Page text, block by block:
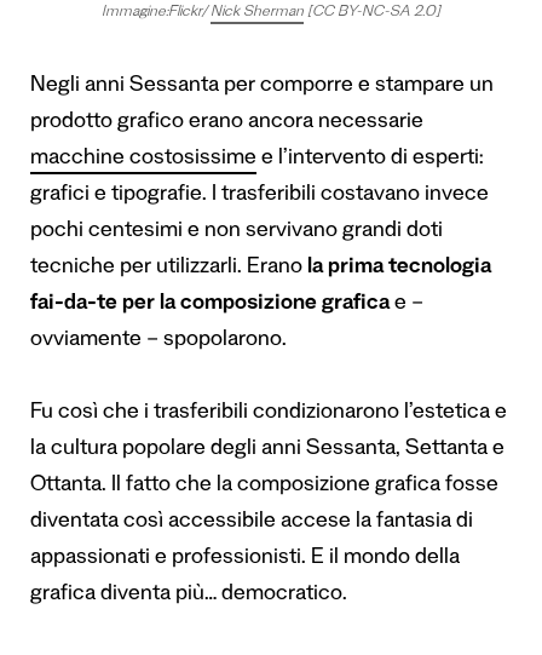
Immagine:Flickr/ Nick Sherman [CC BY-NC-SA 2.0]
Negli anni Sessanta per comporre e stampare un
prodotto grafico erano ancora necessarie
macchine costosissime e l’intervento di esperti:
grafici e tipografie. I trasferibili costavano invece
pochi centesimi e non servivano grandi doti
tecniche per utilizzarli. Erano la prima tecnologia
fai-da-te per la composizione graficae –
ovviamente – spopolarono.
Fu così che i trasferibili condizionarono l’estetica e
la cultura popolare degli anni Sessanta, Settanta e
Ottanta. Il fatto che la composizione grafica fosse
diventata così accessibile accese la fantasia di
appassionati e professionisti. E il mondo della
grafica diventa più… democratico.